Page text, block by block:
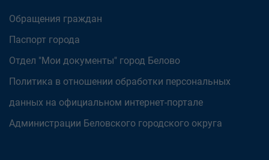
Обращения граждан
Паспорт города
Отдел "Мои документы" город Белово
Политика в отношении обработки персональных
данных на официальном интернет-портале
Администрации Беловского городского округа